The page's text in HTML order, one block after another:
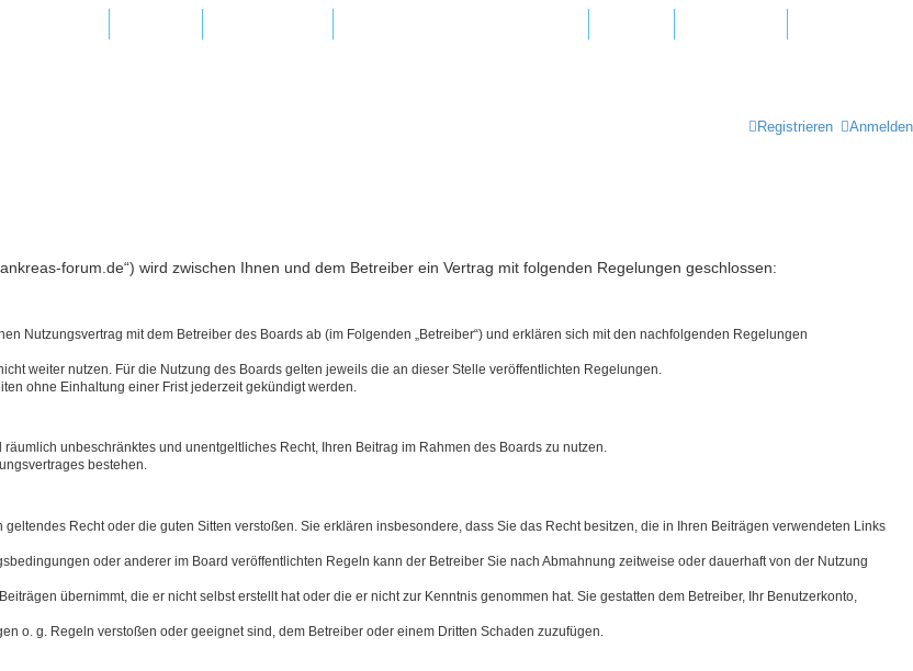
Anmelden
Registrieren
forum.de“) wird zwischen Ihnen und dem Betreiber ein Vertrag mit folgenden Regelungen geschlossen:
Nutzungsvertrag mit dem Betreiber des Boards ab (im Folgenden „Betreiber“) und erklären sich mit den nachfolgenden Regelungen
weiter nutzen. Für die Nutzung des Boards gelten jeweils die an dieser Stelle veröffentlichten Regelungen.
ohne Einhaltung einer Frist jederzeit gekündigt werden.
unbeschränktes und unentgeltliches Recht, Ihren Beitrag im Rahmen des Boards zu nutzen.
bestehen.
Recht oder die guten Sitten verstoßen. Sie erklären insbesondere, dass Sie das Recht besitzen, die in Ihren Beiträgen verwendeten Links
oder anderer im Board veröffentlichten Regeln kann der Betreiber Sie nach Abmahnung zeitweise oder dauerhaft von der Nutzung
übernimmt, die er nicht selbst erstellt hat oder die er nicht zur Kenntnis genommen hat. Sie gestatten dem Betreiber, Ihr Benutzerkonto,
o. g. Regeln verstoßen oder geeignet sind, dem Betreiber oder einem Dritten Schaden zuzufügen.